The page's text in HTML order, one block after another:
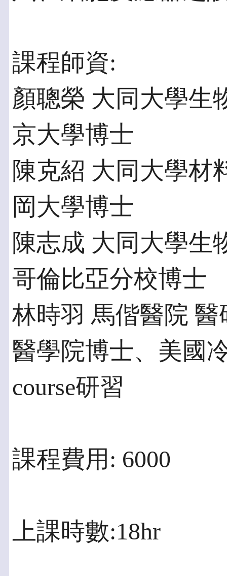
課程師資:
顏聰榮 大同大學生
京大學博士
陳克紹 大同大學材
岡大學博士
陳志成 大同大學生
哥倫比亞分校博士
林時羽 馬偕醫院 醫
醫學院博士、美國
course研習
課程費用: 6000
上課時數:18hr